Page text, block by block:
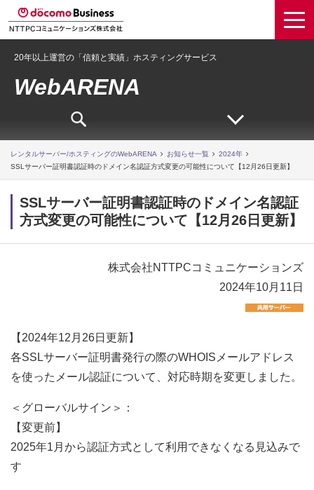
20年以上運営の「信頼と実績」ホスティングサービス
WebARENA
レンタルサーバー/ホスティングのWebARENA お知らせ一覧
2024年
SSLサーバー証明書認証時のドメイン名認証方式変更の可能性について【12月26日更新】
SSLサーバー証明書認証時のドメイン名認証
方式変更の可能性について【12月26日更新】
株式会社NTTPCコミュニケーションズ
2024年10月11日
【2024年12月26日更新】
各SSLサーバー証明書発行の際のWHOISメールアドレス
を使ったメール認証について、対応時期を変更しました。
＜グローバルサイン＞：
【変更前】
2025年1月から認証方式として利用できなくなる見込みで
す